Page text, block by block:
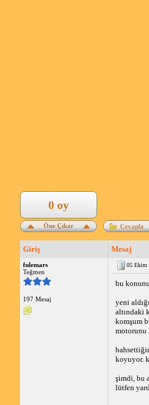
Öne Çıkar
0 oy
Cevapla
Giriş Mesaj
fulemars
Teğmen
197 Mesaj
05 Ekim
bu
yeni
altındaki
komşum
motorunu
koyuyor.
şimdi, bu
lütfen